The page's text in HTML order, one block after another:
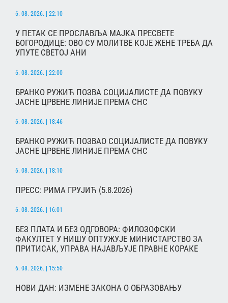
6. 08. 2026. | 22:10
У ПЕТАК СЕ ПРОСЛАВЉА МАЈКА ПРЕСВЕТЕ
БОГОРОДИЦЕ: ОВО СУ МОЛИТВЕ КОЈЕ ЖЕНЕ ТРЕБА ДА
УПУТЕ СВЕТОЈ АНИ
6. 08. 2026. | 22:00
БРАНКО РУЖИЋ ПОЗВА СОЦИЈАЛИСТЕ ДА ПОВУКУ
ЈАСНЕ ЦРВЕНЕ ЛИНИЈЕ ПРЕМА СНС
6. 08. 2026. | 18:46
БРАНКО РУЖИЋ ПОЗВАО СОЦИЈАЛИСТЕ ДА ПОВУКУ
ЈАСНЕ ЦРВЕНЕ ЛИНИЈЕ ПРЕМА СНС
6. 08. 2026. | 18:10
ПРЕСС: РИМА ГРУЈИЋ (5.8.2026)
6. 08. 2026. | 16:01
БЕЗ ПЛАТА И БЕЗ ОДГОВОРА: ФИЛОЗОФСКИ
ФАКУЛТЕТ У НИШУ ОПТУЖУЈЕ МИНИСТАРСТВО ЗА
ПРИТИСАК, УПРАВА НАЈАВЉУЈЕ ПРАВНЕ КОРАКЕ
6. 08. 2026. | 15:50
НОВИ ДАН: ИЗМЕНЕ ЗАКОНА О ОБРАЗОВАЊУ